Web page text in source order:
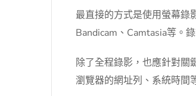
最直接的方式是使用螢幕錄
Bandicam、Camtasia等。
除了全程錄影，也應針對關
瀏覽器的網址列、系統時間